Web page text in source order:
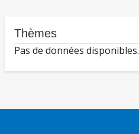
Thèmes
Pas de données disponibles.